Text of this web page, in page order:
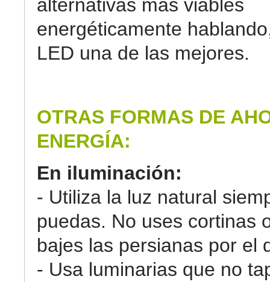
alternativas más viables
energéticamente
LED una de las mejores.
OTRAS FORMAS DE
ENERGÍA:
En iluminación:
- Utiliza la luz natural
puedas. No uses cortinas
bajes las persianas por el
- Usa luminarias que no